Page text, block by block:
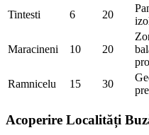
Tintesti
6 20
Maracineni 10 20
Ramnicelu
15 30
Acoperire Localități